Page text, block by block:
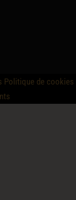
Politique de cookies